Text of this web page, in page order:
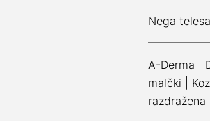
Nega telesa
A-Derma
malčki
razdražena